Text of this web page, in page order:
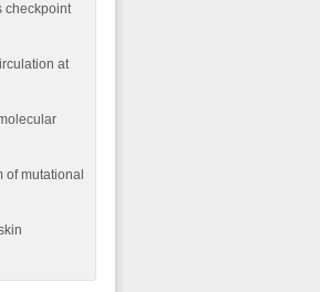
checkpoint
at
mutational